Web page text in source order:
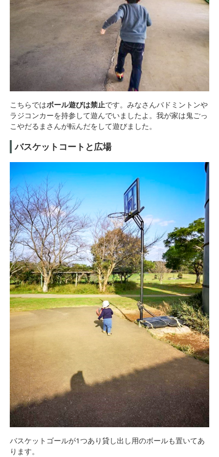
こちらではボール遊びは禁止です。みなさんバドミントンや
ラジコンカーを持参して遊んでいましたよ。我が家は鬼ごっ
こやだるまさんが転んだをして遊びました。
バスケットコートと広場
バスケットゴールが1つあり貸し出し用のボールも置いてあ
ります。